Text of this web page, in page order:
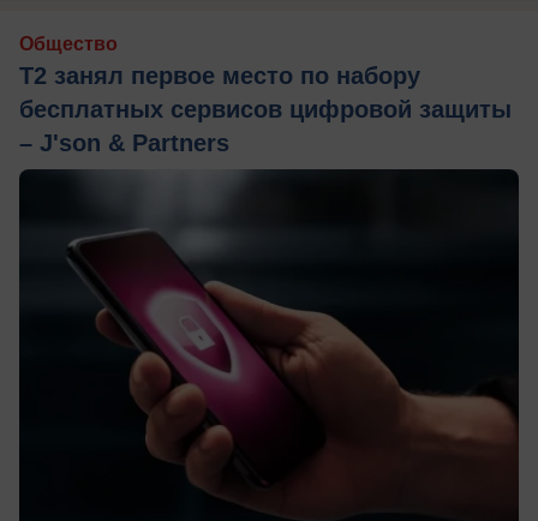
Общество
Т2 занял первое место по набору
бесплатных сервисов цифровой защиты
– J'son & Partners